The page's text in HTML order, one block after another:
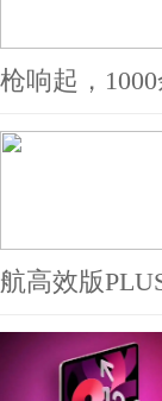
枪响起，
航高效版